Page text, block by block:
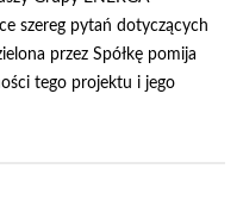
szereg pytań dotyczących
przez Spółkę pomija
tego projektu i jego